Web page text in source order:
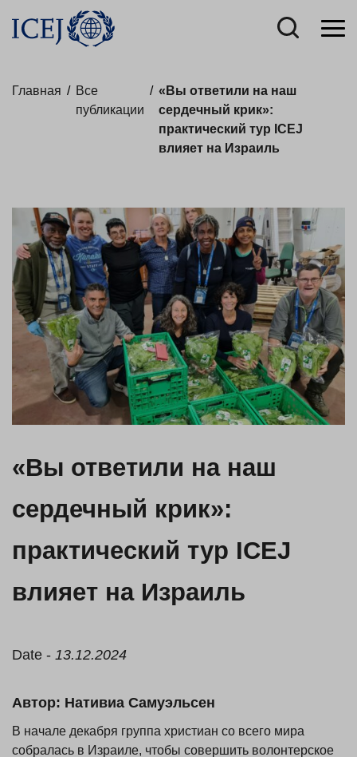
Главная / Все
публикации
/ «Вы ответили на наш
сердечный крик»:
практический тур ICEJ
влияет на Израиль
«Вы ответили на наш
сердечный крик»:
практический тур ICEJ
влияет на Израиль
Date - 13.12.2024
Автор: Нативиа Самуэльсен
В начале декабря группа христиан со всего мира
собралась в Израиле, чтобы совершить волонтерское